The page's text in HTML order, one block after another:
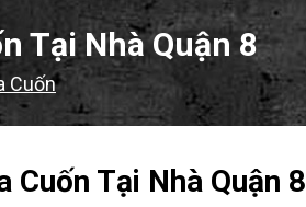
Tại Nhà Quận 8
Cuốn
Cuốn Tại Nhà Quận 8